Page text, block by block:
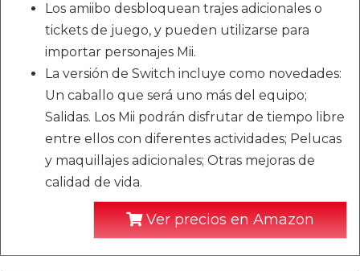
Los amiibo desbloquean trajes adicionales o
tickets de juego, y pueden utilizarse para
importar personajes Mii.
La versión de Switch incluye como novedades:
Un caballo que será uno más del equipo;
Salidas. Los Mii podrán disfrutar de tiempo libre
entre ellos con diferentes actividades; Pelucas
y maquillajes adicionales; Otras mejoras de
calidad de vida.
Ver precios en Amazon